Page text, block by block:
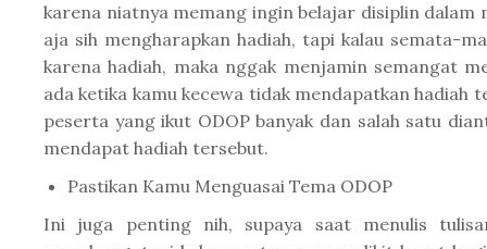
karena niatnya memang ingin belajar disiplin dalam
aja sih mengharapkan hadiah, tapi kalau semata-
karena hadiah, maka nggak menjamin semangat
ada ketika kamu kecewa tidak mendapatkan hadiah
peserta yang ikut ODOP banyak dan salah satu
mendapat hadiah tersebut.
Pastikan Kamu Menguasai Tema ODOP
Ini juga penting nih, supaya saat menulis